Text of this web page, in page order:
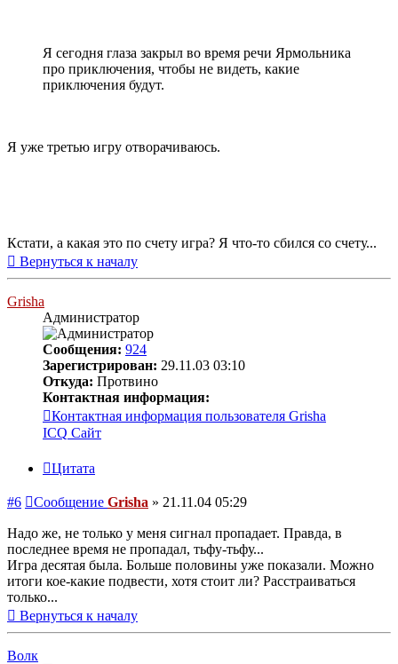
Я сегодня глаза закрыл во время речи Ярмольника
про приключения, чтобы не видеть, какие
приключения будут.
Я уже третью игру отворачиваюсь.
Кстати, а какая это по счету игра? Я что-то сбился со счету...
Вернуться к началу
Grisha
Администратор
Сообщения: 924
Зарегистрирован: 29.11.03 03:10
Откуда: Протвино
Контактная информация:
Контактная информация пользователя Grisha
ICQ Сайт
Цитата
#6 Сообщение Grisha » 21.11.04 05:29
Надо же, не только у меня сигнал пропадает. Правда, в
последнее время не пропадал, тьфу-тьфу...
Игра десятая была. Больше половины уже показали. Можно
итоги кое-какие подвести, хотя стоит ли? Расстраиваться
только...
Вернуться к началу
Волк